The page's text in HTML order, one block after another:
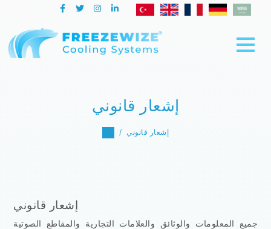
إشعار قانوني
إشعار قانوني
إشعار قانوني
جميع المعلومات والوثائق والعلامات التجارية والمقاطع الصوتية